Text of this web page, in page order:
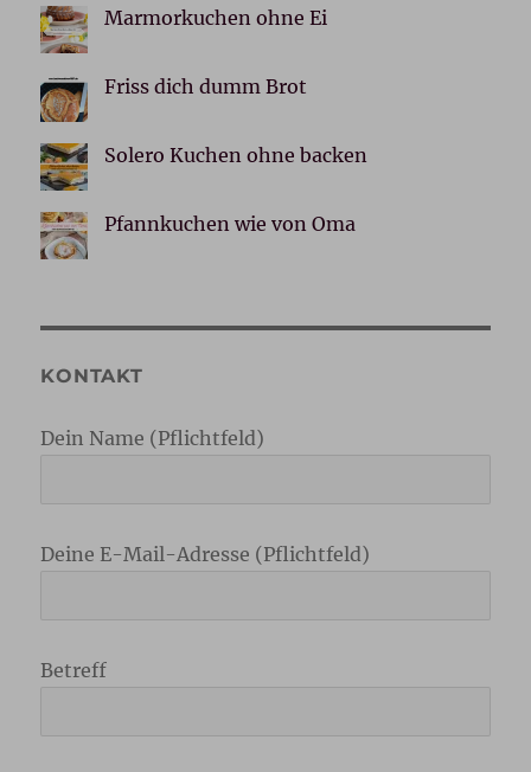
Marmorkuchen ohne Ei
Friss dich dumm Brot
Solero Kuchen ohne backen
Pfannkuchen wie von Oma
KONTAKT
Dein Name (Pflichtfeld)
Deine E-Mail-Adresse (Pflichtfeld)
Betreff